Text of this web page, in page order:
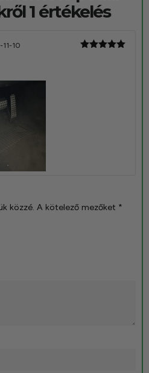
1 értékelés
10
közzé. A kötelező mezőket *